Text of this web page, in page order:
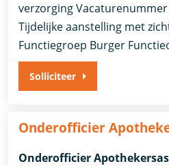
verzorging
Tijdelijke aanstelling met
Functiegroep Burger​
Solliciteer
Onderofficier
Onderofficier